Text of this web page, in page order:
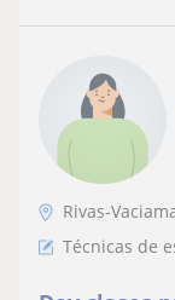
Rivas-
Técnicas de